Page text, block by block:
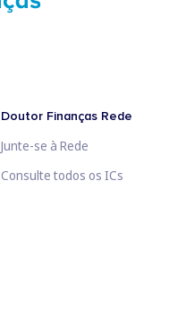
Doutor Finanças Rede
Junte-se à Rede
Consulte todos os ICs